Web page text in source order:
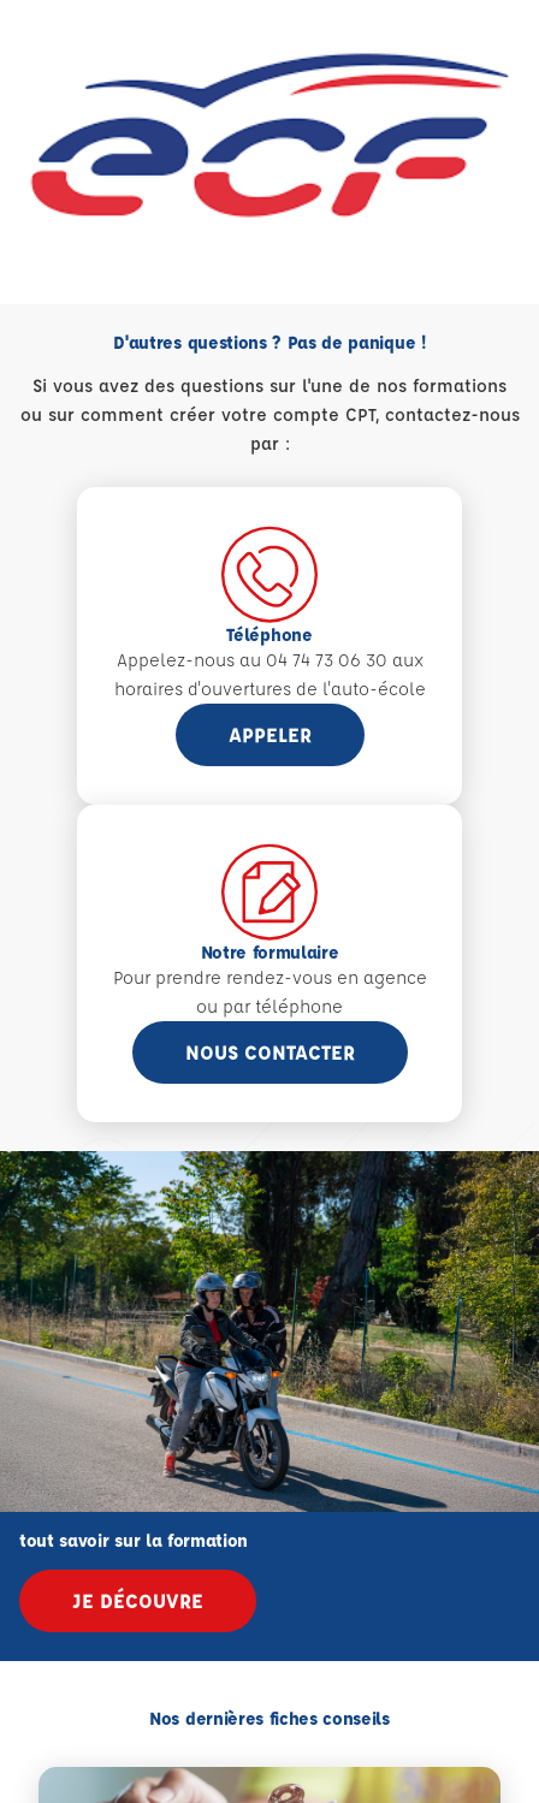
D'autres questions ? Pas de panique !
Si vous avez des questions sur l'une de nos formations
ou sur comment créer votre compte CPT, contactez-nous
par :
Téléphone
Appelez-nous au 04 74 73 06 30 aux
horaires d'ouvertures de l'auto-école
APPELER
Notre formulaire
Pour prendre rendez-vous en agence
ou par téléphone
NOUS CONTACTER
tout savoir sur la formation
JE DÉCOUVRE
Nos dernières fiches conseils